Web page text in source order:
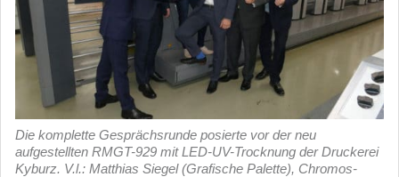
Die komplette Gesprächsrunde posierte vor der neu
aufgestellten RMGT-929 mit LED-UV-Trocknung der Druckerei
Kyburz. V.l.: Matthias Siegel (Grafische Palette), Chromos-